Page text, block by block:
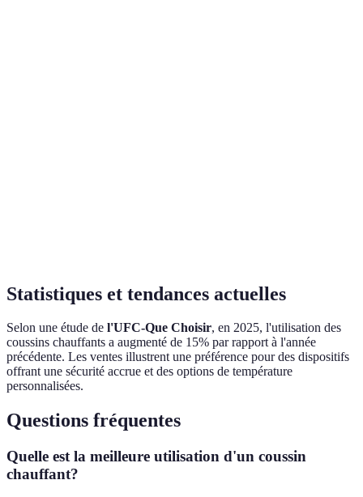
Statistiques et tendances actuelles
Selon une étude de l'UFC-Que Choisir, en 2025, l'utilisation des
coussins chauffants a augmenté de 15% par rapport à l'année
précédente. Les ventes illustrent une préférence pour des dispositifs
offrant une sécurité accrue et des options de température
personnalisées.
Questions fréquentes
Quelle est la meilleure utilisation d'un coussin
chauffant?